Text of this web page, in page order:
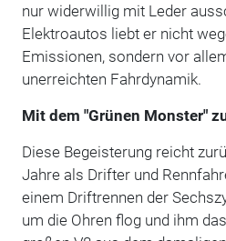
nur widerwillig mit Leder
Elektroautos liebt er nicht
Emissionen, sondern vor
unerreichten Fahrdynamik.
Mit dem "Grünen Monster"
Diese Begeisterung reicht
Jahre als Drifter und
einem Driftrennen der
um die Ohren flog und ihm